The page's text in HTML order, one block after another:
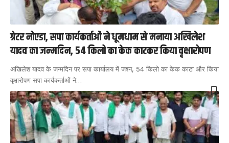
ग्रेटर नोएडा, सपा कार्यकर्ताओं ने धूमधाम से मनाया अखिलेश
यादव का जन्मदिन, 54 किलो का केक काटकर किया वृक्षारोपण
अखिलेश यादव के जन्मदिन पर सपा कार्यालय में जश्न, 54 किलो का केक काटा और किया
वृक्षारोपण सपा कार्यकर्ताओं ने…